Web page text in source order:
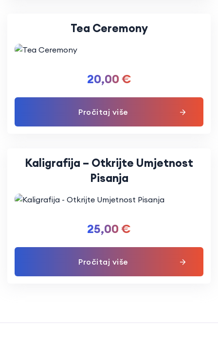
Tea Ceremony
20,00 €
Pročitaj više
Kaligrafija – Otkrijte Umjetnost
Pisanja
25,00 €
Pročitaj više